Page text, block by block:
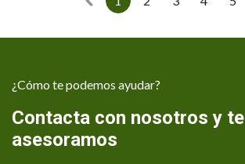
¿Cómo te podemos ayudar?
Contacta con nosotros y te
asesoramos